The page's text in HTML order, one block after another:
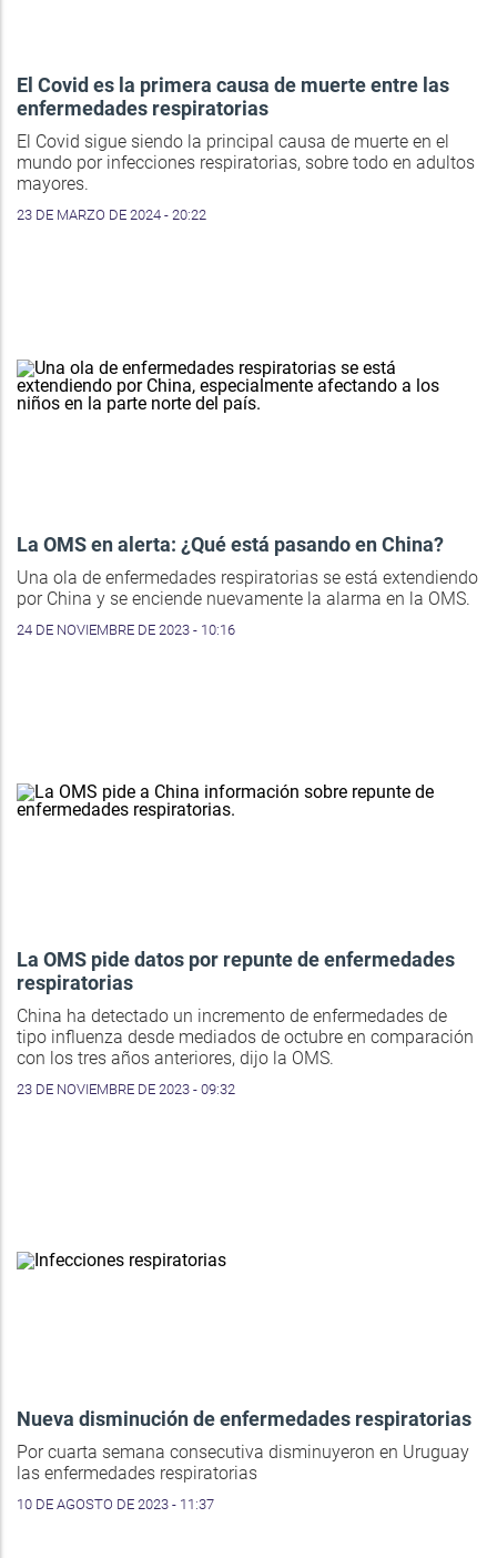
El Covid es la primera causa de muerte entre las
enfermedades respiratorias
El Covid sigue siendo la principal causa de muerte en el
mundo por infecciones respiratorias, sobre todo en adultos
mayores.
23 DE MARZO DE 2024 - 20:22
La OMS en alerta: ¿Qué está pasando en China?
Una ola de enfermedades respiratorias se está extendiendo
por China y se enciende nuevamente la alarma en la OMS.
24 DE NOVIEMBRE DE 2023 - 10:16
La OMS pide datos por repunte de enfermedades
respiratorias
China ha detectado un incremento de enfermedades de
tipo influenza desde mediados de octubre en comparación
con los tres años anteriores, dijo la OMS.
23 DE NOVIEMBRE DE 2023 - 09:32
Nueva disminución de enfermedades respiratorias
Por cuarta semana consecutiva disminuyeron en Uruguay
las enfermedades respiratorias
10 DE AGOSTO DE 2023 - 11:37